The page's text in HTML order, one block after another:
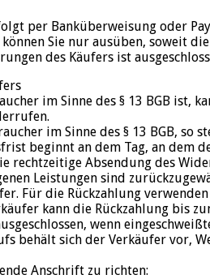
per Banküberweisung oder
Sie nur ausüben, soweit
des Käufers ist
im Sinne des § 13 BGB ist,
im Sinne des § 13 BGB, so
beginnt an dem Tag, an dem
rechtzeitige Absendung des
Leistungen sind
Für die Rückzahlung
kann die Rückzahlung bis
wenn
behält sich der Verkäufer vor,
Anschrift zu richten: